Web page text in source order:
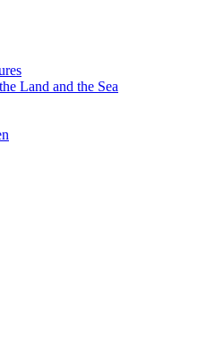
Land and the Sea